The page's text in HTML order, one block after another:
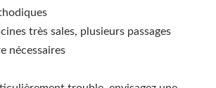
très sales, plusieurs passages
nécessaires